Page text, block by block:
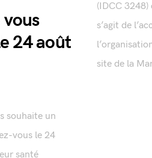
24 août
souhaite un
vous le 24
santé
(IDCC
s’agit de
site de la